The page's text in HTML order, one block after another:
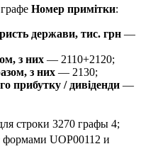
Номер примітки:
держави, тис. грн —
з них — 2110+2120;
з них — 2130;
прибутку / дивіденди —
строки 3270 графы 4;
UOP00112 и